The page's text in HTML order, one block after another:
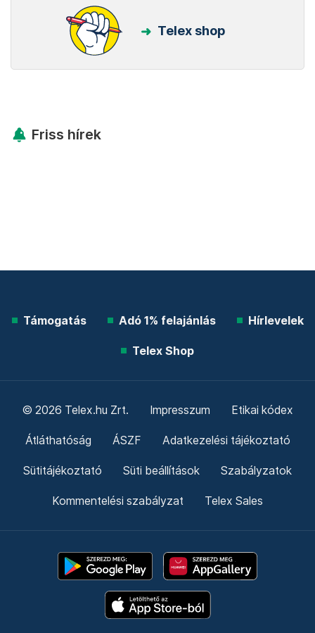
Telex shop
Friss hírek
Támogatás Adó 1% felajánlás Hírlevelek
Telex Shop
© 2026 Telex.hu Zrt. Impresszum Etikai kódex
Átláthatóság ÁSZF Adatkezelési tájékoztató
Sütitájékoztató Süti beállítások Szabályzatok
Kommentelési szabályzat Telex Sales